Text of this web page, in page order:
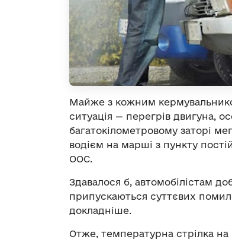
Майже з кожним
ситуація — перегрів двигуна,
багатокілометровому заторі
водієм на марші з пункту
ООС.
Здавалося б, автомобілістам
припускаються суттєвих
докладніше.
Отже, температурна стрілка на